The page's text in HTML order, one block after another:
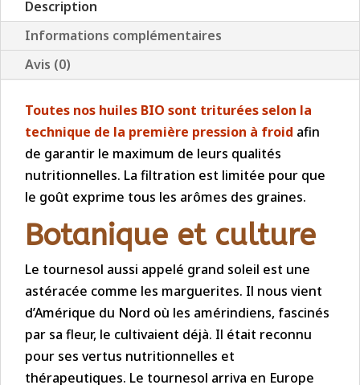
Oléique
BIO
-
Description
Informations complémentaires
Avis (0)
Toutes nos huiles BIO sont triturées selon la
technique de la première pression à froid afin
de garantir le maximum de leurs qualités
nutritionnelles. La filtration est limitée pour que
le goût exprime tous les arômes des graines.
Botanique et culture
Le tournesol aussi appelé grand soleil est une
astéracée comme les marguerites. Il nous vient
d’Amérique du Nord où les amérindiens, fascinés
par sa fleur, le cultivaient déjà. Il était reconnu
pour ses vertus nutritionnelles et
thérapeutiques. Le tournesol arriva en Europe